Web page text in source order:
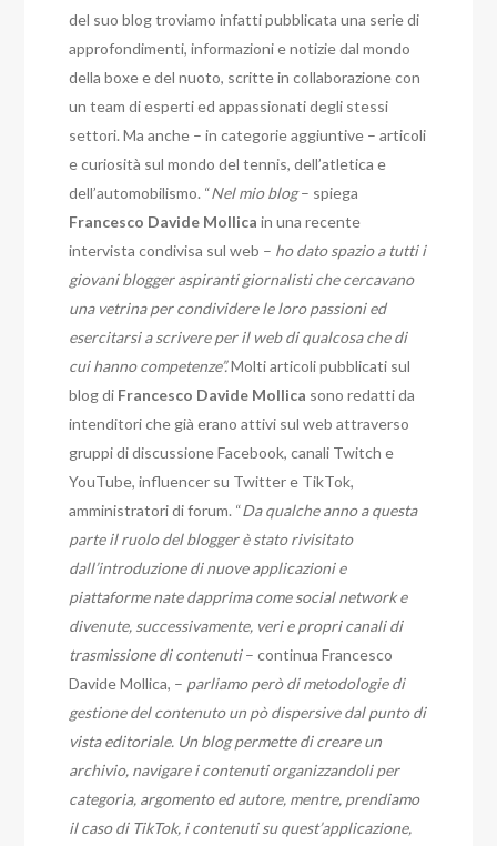
del suo blog troviamo infatti pubblicata una serie di
approfondimenti, informazioni e notizie dal mondo
della boxe e del nuoto, scritte in collaborazione con
un team di esperti ed appassionati degli stessi
settori. Ma anche – in categorie aggiuntive – articoli
e curiosità sul mondo del tennis, dell’atletica e
dell’automobilismo. “Nel mio blog– spiega
Francesco Davide Mollica in una recente
intervista condivisa sul web – ho dato spazio a tutti i
giovani blogger aspiranti giornalisti che cercavano
una vetrina per condividere le loro passioni ed
esercitarsi a scrivere per il web di qualcosa che di
cui hanno competenze”.Molti articoli pubblicati sul
blog di Francesco Davide Mollica sono redatti da
intenditori che già erano attivi sul web attraverso
gruppi di discussione Facebook, canali Twitch e
YouTube, influencer su Twitter e TikTok,
amministratori di forum. “Da qualche anno a questa
parte il ruolo del blogger è stato rivisitato
dall’introduzione di nuove applicazioni e
piattaforme nate dapprima come social network e
divenute, successivamente, veri e propri canali di
trasmissione di contenuti– continua Francesco
Davide Mollica, – parliamo però di metodologie di
gestione del contenuto un pò dispersive dal punto di
vista editoriale. Un blog permette di creare un
archivio, navigare i contenuti organizzandoli per
categoria, argomento ed autore, mentre, prendiamo
il caso di TikTok, i contenuti su quest’applicazione,